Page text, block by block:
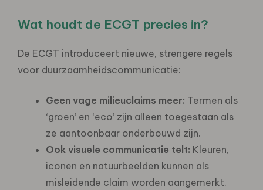
Wat houdt de ECGT precies in?
De ECGT introduceert nieuwe, strengere regels
voor duurzaamheidscommunicatie:
Geen vage milieuclaims meer: Termen als
‘groen’ en ‘eco’ zijn alleen toegestaan als
ze aantoonbaar onderbouwd zijn.
Ook visuele communicatie telt: Kleuren,
iconen en natuurbeelden kunnen als
misleidende claim worden aangemerkt.